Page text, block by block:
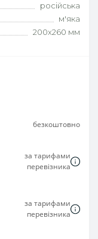
російська
м'яка
200х260 мм
безкоштовно
за тарифами
перевізника
за тарифами
перевізника